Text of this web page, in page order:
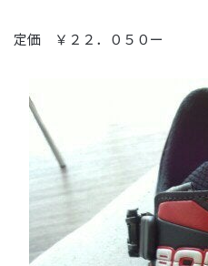
定価 ￥２２．０５０ー